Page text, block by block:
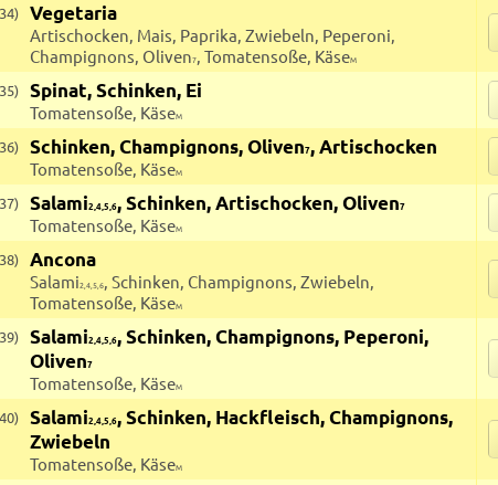
Vegetaria
Artischocken, Mais, Paprika, Zwiebeln, Peperoni,
Champignons, Oliven7, Tomatensoße, KäseM
Spinat, Schinken, Ei
Tomatensoße, KäseM
Schinken, Champignons, Oliven7, Artischocken
Tomatensoße, KäseM
Salami2,4,5,6, Schinken, Artischocken, Oliven7
Tomatensoße, KäseM
Ancona
Salami2,4,5,6, Schinken, Champignons, Zwiebeln,
Tomatensoße, KäseM
Salami2,4,5,6, Schinken, Champignons, Peperoni,
Oliven7
Tomatensoße, KäseM
Salami2,4,5,6, Schinken, Hackfleisch, Champignons,
Zwiebeln
Tomatensoße, KäseM